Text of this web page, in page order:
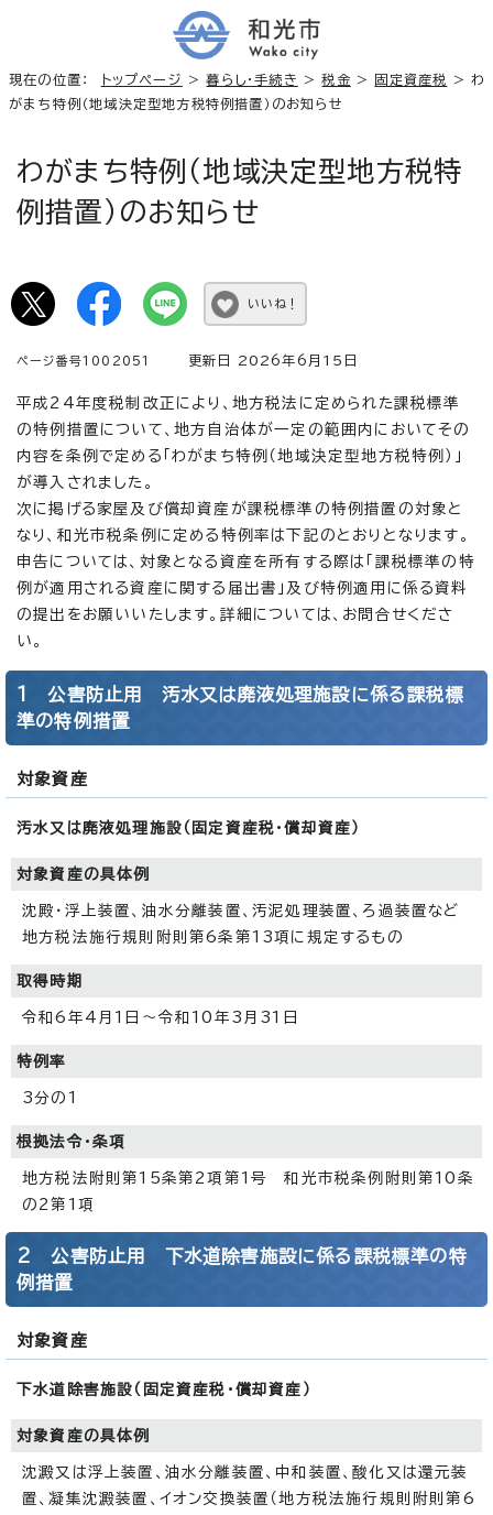
現在の位置： トップページ >暮らし・手続き >税金 > 固定資産税
> わ
がまち特例（地域決定型地方税特例措置）のお知らせ
わがまち特例（地域決定型地方税特
例措置）のお知らせ
いいね！
ページ番号1002051 更新日 2026年6月15日
平成24年度税制改正により、地方税法に定められた課税標準
の特例措置について、地方自治体が一定の範囲内においてその
内容を条例で定める「わがまち特例（地域決定型地方税特例）」
が導入されました。
次に掲げる家屋及び償却資産が課税標準の特例措置の対象と
なり、和光市税条例に定める特例率は下記のとおりとなります。
申告については、対象となる資産を所有する際は「課税標準の特
例が適用される資産に関する届出書」及び特例適用に係る資料
の提出をお願いいたします。詳細については、お問合せくださ
い。
1 公害防止用 汚水又は廃液処理施設に係る課税標
準の特例措置
対象資産
汚水又は廃液処理施設（固定資産税・償却資産）
対象資産の具体例
沈殿・浮上装置、油水分離装置、汚泥処理装置、ろ過装置など
地方税法施行規則附則第6条第13項に規定するもの
取得時期
令和6年4月1日～令和10年3月31日
特例率
3分の1
根拠法令・条項
地方税法附則第15条第2項第1号 和光市税条例附則第10条
の2第1項
2 公害防止用 下水道除害施設に係る課税標準の特
例措置
対象資産
下水道除害施設（固定資産税・償却資産）
対象資産の具体例
沈澱又は浮上装置、油水分離装置、中和装置、酸化又は還元装
置、凝集沈澱装置、イオン交換装置（地方税法施行規則附則第6